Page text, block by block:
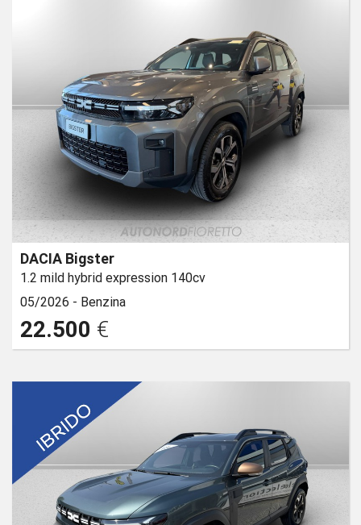
DACIA Bigster
1.2 mild hybrid expression 140cv
05/2026 - Benzina
22.500 €